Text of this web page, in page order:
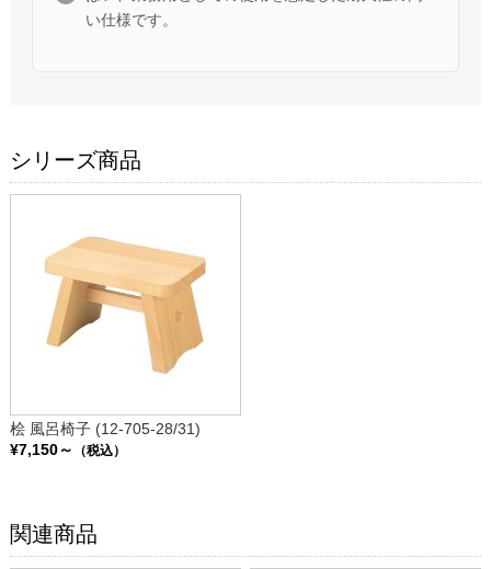
い仕様です。
シリーズ商品
桧 風呂椅子 (12-705-28/31)
¥7,150～
（税込）
関連商品